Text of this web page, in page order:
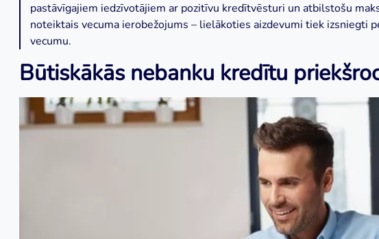
pastāvīgajiem iedzīvotājiem ar pozitīvu kredītvēsturi un atbilstošu
noteiktais vecuma ierobežojums – lielākoties aizdevumi tiek izsniegti
vecumu.
Būtiskākās nebanku kredītu